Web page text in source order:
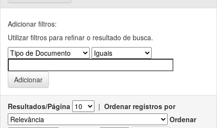
Adicionar filtros:
Utilizar filtros para refinar o resultado de busca.
Resultados/Página | Ordenar registros por
Ordenar